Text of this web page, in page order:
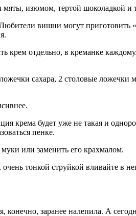
изюмом, тертой шоколадкой и
Любители вишни могут
крем отдельно, в креманке
сахара, 2 столовые ложечки
крема будет уже не такая и
пенке.
или заменить его крахмалом.
тонкой струйкой вливайте в
конечно, заранее налепила. А